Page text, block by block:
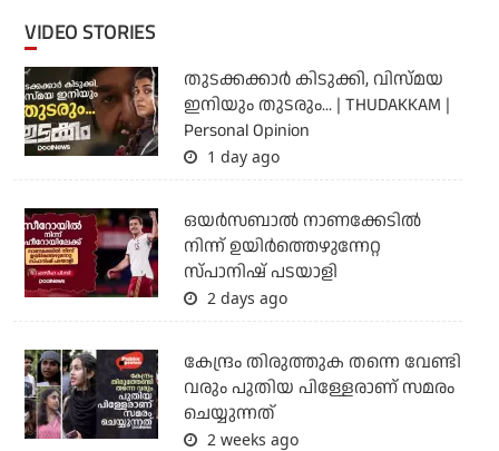
VIDEO STORIES
തുടക്കക്കാര്‍ കിടുക്കി, വിസ്മയ
ഇനിയും തുടരും... | THUDAKKAM |
Personal Opinion
1 day ago
ഒയര്‍സബാൽ നാണക്കേടിൽ
നിന്ന് ഉയിർത്തെഴുന്നേറ്റ
സ്പാനിഷ് പടയാളി
2 days ago
കേന്ദ്രം തിരുത്തുക തന്നെ വേണ്ടി
വരും പുതിയ പിള്ളേരാണ് സമരം
ചെയ്യുന്നത്
2 weeks ago